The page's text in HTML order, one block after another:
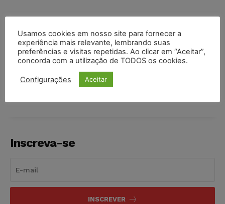
COMPARTILHE
Inscreva-se
INSCREVER
Usamos cookies em nosso site para fornecer a
experiência mais relevante, lembrando suas
preferências e visitas repetidas. Ao clicar em “Aceitar”,
concorda com a utilização de TODOS os cookies.
Configurações Aceitar